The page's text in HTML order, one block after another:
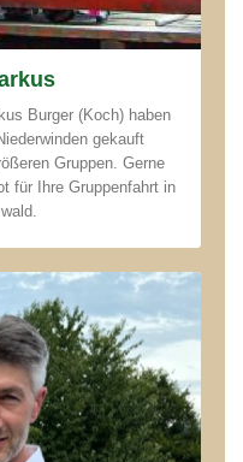
Burger (Koch) haben
gekauft
Gruppen. Gerne
für Ihre Gruppenfahrt in